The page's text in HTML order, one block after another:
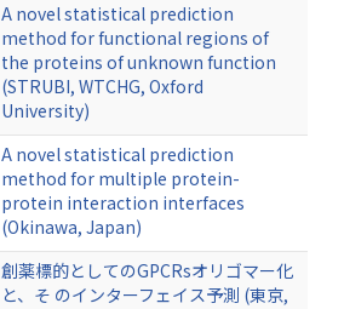
A novel statistical prediction
method for functional regions of
the proteins of unknown function
(STRUBI, WTCHG, Oxford
University)
A novel statistical prediction
method for multiple protein-
protein interaction interfaces
(Okinawa, Japan)
創薬標的としてのGPCRsオリゴマー化
と、そ のインターフェイス予測 (東京,